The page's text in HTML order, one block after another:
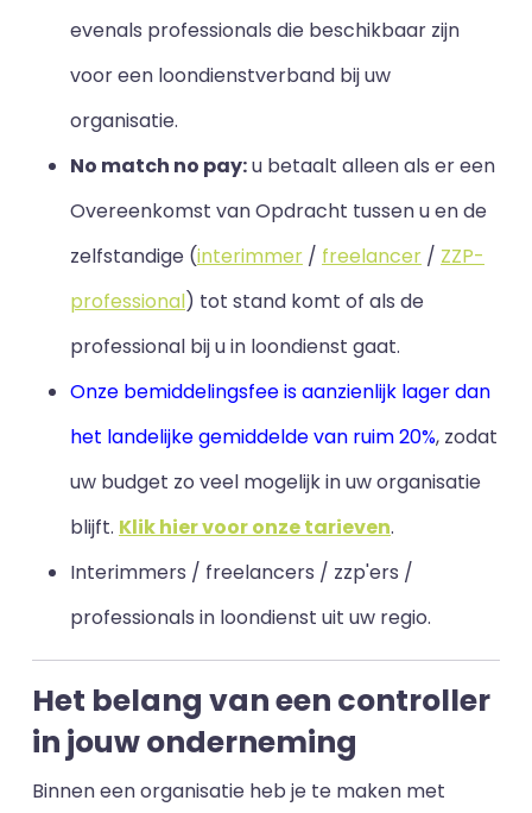
evenals professionals die beschikbaar zijn
voor een loondienstverband bij uw
organisatie.
No match no pay:u betaalt alleen als er een
Overeenkomst van Opdracht tussen u en de
zelfstandige (interimmer / freelancer / ZZP-
professional) tot stand komt of als de
professional bij u in loondienst gaat.
Onze bemiddelingsfee is aanzienlijk lager dan
het landelijke gemiddelde van ruim 20%, zodat
uw budget zo veel mogelijk in uw organisatie
blijft. Klik hier voor onze tarieven.
Interimmers / freelancers / zzp'ers /
professionals in loondienst uit uw regio.
Het belang van een controller
in jouw onderneming
Binnen een organisatie heb je te maken met